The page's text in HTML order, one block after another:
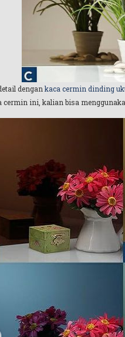
dengankaca cermin dinding
cermin ini, kalian bisa